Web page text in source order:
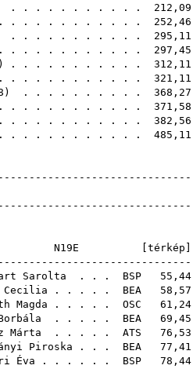
. . . . . . . . . . . 212,09
. . . . . . . . . . 252,46
. . . . . . . . . . . 295,11
. . . . . . . . . . . 297,45
) . . . . . . . . . . . 312,11
. . . . . . . . . . . 321,11
) . . . . . . . . . . 368,27
. . . . . . . . . . . 371,58
. . . . . . . . . . . 382,56
. . . . . . . . . . . 485,11
N19E [ térkép
Sarolta . . . BSP 55,44
Cecilia . . . . . BEA 58,57
Magda . . . . . OSC 61,24
. . . . . BEA 69,45
Márta . . . . . ATS 76,53
Piroska . . . BEA 77,41
Éva . . . . . . BSP 78,44